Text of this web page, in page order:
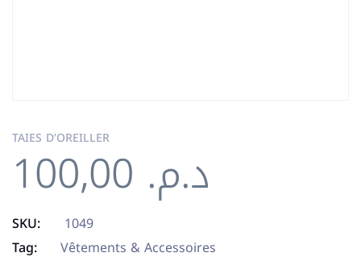
TAIES D’OREILLER د.م.
SKU:
1049
Tag:
Vêtements & Accessoires